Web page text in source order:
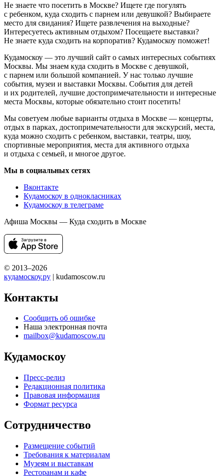
Не знаете что посетить в Москве? Ищете где погулять
с ребенком, куда сходить с парнем или девушкой? Выбираете
место для свидания? Ищете развлечения на выходные?
Интересуетесь активным отдыхом? Посещаете выставки?
Не знаете куда сходить на корпоратив? Кудамоскоу поможет!
Кудамоскоу — это лучший сайт о самых интересных событиях
Москвы. Мы знаем куда сходить в Москве с девушкой,
с парнем или большой компанией. У нас только лучшие
события, музеи и выставки Москвы. События для детей
и их родителей, лучшие достопримечательности и интересные
места Москвы, которые обязательно стоит посетить!
Мы советуем любые варианты отдыха в Москве — концерты,
отдых в парках, достопримечательности для экскурсий, места,
куда можно сходить с ребенком, выставки, театры, шоу,
спортивные мероприятия, места для активного отдыха
и отдыха с семьей, и многое другое.
Мы в социальных сетях
Вконтакте
Кудамоскоу в однокласниках
Кудамоскоу в телеграме
Афиша Москвы — Куда сходить в Москве
© 2013–2026
кудамоскоу.ру | kudamoscow.ru
Контакты
Сообщить об ошибке
Наша электронная почта
mailbox@kudamoscow.ru
Кудамоскоу
Пресс-релиз
Редакционная политика
Правовая информация
Формат ресурса
Сотрудничество
Размещение событий
Требования к материалам
Музеям и выставкам
Ресторанам и кафе